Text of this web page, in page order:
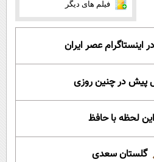
فیلم های دیگر
اینستاگرام عصر ایران
این لحظه با حافظ
گلستان سعدی